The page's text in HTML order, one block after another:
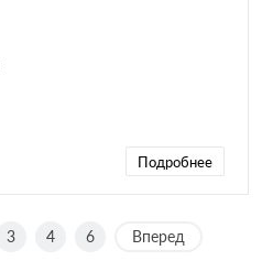
Подробнее
3 4 6 Вперед